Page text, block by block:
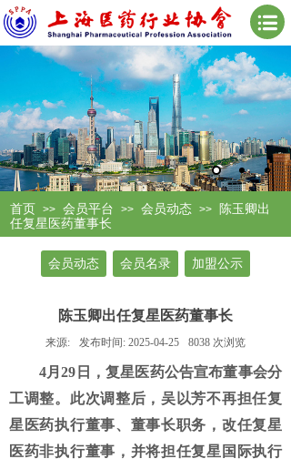
首页 >> 会员平台 >> 会员动态 >>
陈玉卿出
任复星医药董事长
会员动态 会员名录 加盟公示
陈玉卿出任复星医药董事长
来源: 发布时间: 2025-04-25 8038 次浏览
4月29日，复星医药公告宣布董事会分
工调整。此次调整后，吴以芳不再担任复
星医药执行董事、董事长职务，改任复星
医药非执行董事，并将担任复星国际执行